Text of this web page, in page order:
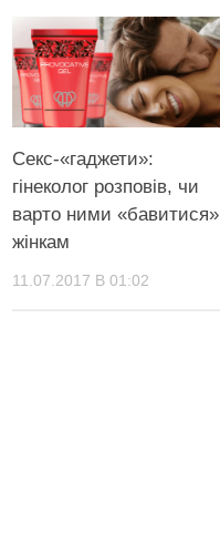
Секс-«гаджети»:
гінеколог розповів, чи
варто ними «бавитися»
жінкам
11.07.2017 В 01:02